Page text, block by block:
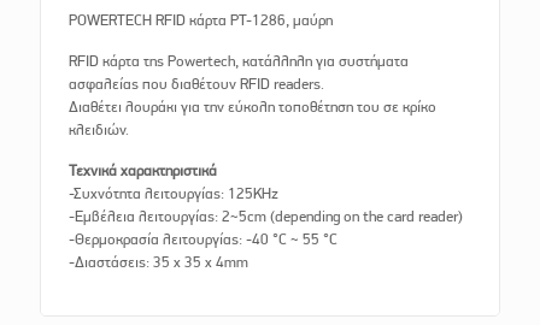
POWERTECH RFID κάρτα PT-1286, μαύρη
RFID κάρτα της Powertech, κατάλληλη για συστήματα
ασφαλείας που διαθέτουν RFID readers.
Διαθέτει λουράκι για την εύκολη τοποθέτηση του σε κρίκο
κλειδιών.
Τεχνικά χαρακτηριστικά
-Συχνότητα λειτουργίας: 125KHz
-Εμβέλεια λειτουργίας: 2~5cm (depending on the card reader)
-Θερμοκρασία λειτουργίας: -40 °C ~ 55 °C
-Διαστάσεις: 35 x 35 x 4mm